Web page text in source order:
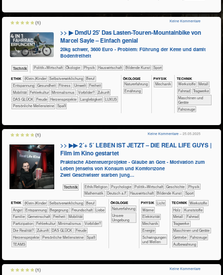
>> ▶ DmdU 25′ Das Lasten-Touren-Mountainbike von
Marcel Sayle – Einfach genial
20kg schwer, 3600 Euro - Problem: Führung der Kette und damit
Bodenfreiheit
​Technik ​​​​​​​​​Politik+​Wirtschaft ​​​​​​​​Ökologie ​​​​​​​Physik ​Haus­wirtschaft Bildende Kunst Sport
ETHIK (Klein-)Kinder ​​​​​​​​​​​​​​​​​​​​​​​​​​​​​​​​​​​​​​​​Selbst­verwirklichung
​​​​​​​​​​​​​​​Beruf
​​​​​​​​​​​​​Entspannung
​​​​​​Gesundheit ​​​​​Fitness ​​​​​Umwelt
​​​Freiheit
​​​Mobilität
​​Fehlerkultur ​​Minimalismus ​​Vorbilder?
​Zukunft
DAS GLÜCK
Freude Herzensprojekte Langlebigkeit
LUXUS
Persönliche Meilensteine
Spaß
ÖKO​LOGIE
​​​​​​​​​​​​​Naturerfahrung
​​​​Ernährung
PHY​SIK
​​​Mechanik
TECH​NIK
​​​​​​​​​Werkstoffe
​​​​​​​​Metall
​​​​​​​Fahrrad
​​​​​Tragwerke
​​​​Maschinen und
Geräte
​Fahrzeuge
Keine Kommentare
(1)
>> ▶▶ 2´+ 5´ LEBEN IST JETZT – DIE REAL LIFE GUYS |
Film im Kino gestartet
Praktische Abenteuerprojekte - Glaube an Gott - Motivation zum
Leben jenseits von Konsum und Komfortzone
Zwei Geschwister starben jung...
​Technik ​​​​​​​​​​Ethik/​Religion ​​​​​​​​​​Psychologie ​​​​​​​​​Politik+​Wirtschaft ​​​​​​​​Geschichte
​​​​​​​Physik
​​​​​​Mathematik
​​​Deutsch a.F. ​Haus­wirtschaft Bildende Kunst
Sport
ETHIK (Klein-)Kinder ​​​​​​​​​​​​​​​​​​​​​​​​​​​​​​​​​​​​​​​​Selbst­verwirklichung
​​​​​​​​​​​​​​​Beruf
​​​​​​​​​​​​​Angst
​​​​​​​​​​​​​Entspannung ​​​​​​​​​​​​Begegnung ​​​​​​​​​​​​Freundschaft
​​​​​​​​​​​​Liebe
​​​​​​​​​​​Familie
​​​​​​​​​​Gemeinschaft ​​​Freiheit
​​​Mobilität
​​​Partizipation
​​Fehlerkultur ​​Minimalismus
​​Vorbilder?
​Die Realität?
​Zukunft DAS GLÜCK
Freude
Herzensprojekte
Persönliche Meilensteine
Spaß
TEAMS
ÖKO​LOGIE
​​​​​​​​​​​​​Naturerfahrung
​​​​​​​​​​​​​Unsere
Umgebung
PHY​SIK ​​​​​Licht
​​​​​Wärme
​​​Elektrizität
​​​Mechanik
​​Energie
​Schwingungen
und Wellen
TECH​NIK ​​​​​​​​​Werkstoffe
​​​​​​​​Holz
​​​​​​​​Kunststoffe
​​​​​​​​Metall
​​​​​​​Fahrrad
​​​​​Tragwerke
​​​​Maschinen und Geräte
​​Getriebe
​Fahrzeuge
Aufbewahrung
Keine Kommentare – 25.05.2025
(1)
Keine Kommentare
(1)